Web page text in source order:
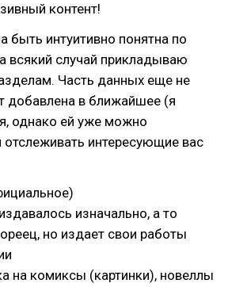
контент!
быть интуитивно понятна по
всякий случай прикладываю
Часть данных еще не
добавлена в ближайшее (я
однако ей уже можно
отслеживать интересующие вас
изначально, а то
но издает свои работы
на комиксы (картинки), новеллы